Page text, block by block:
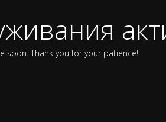
soon. Thank you for your patience!